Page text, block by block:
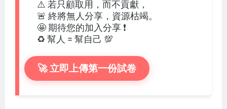
⚠️ 若只顧取用，而不貢獻，
🚨 終將無人分享，資源枯竭。
🤩 期待您的加入分享 ❗
♻️ 幫人 = 幫自己 💯
🚀 立即上傳第一份試卷